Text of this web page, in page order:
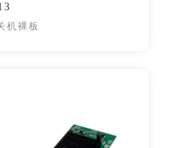
机裸板